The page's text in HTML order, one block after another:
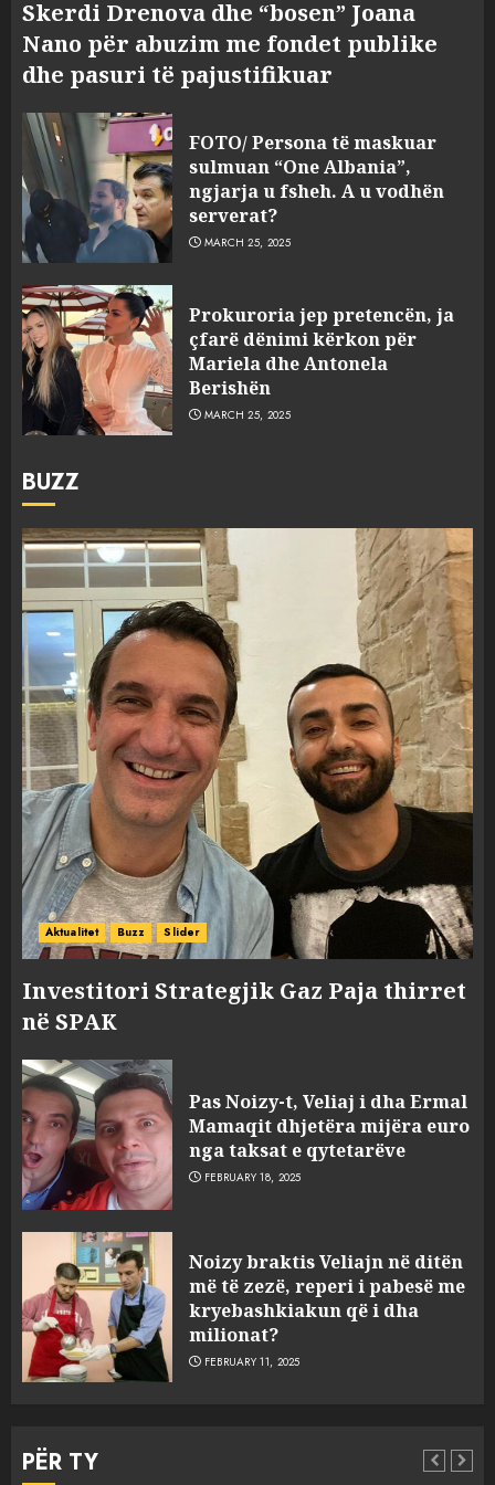
Skerdi Drenova dhe “bosen” Joana
Nano për abuzim me fondet publike
dhe pasuri të pajustifikuar
FOTO/ Persona të maskuar
sulmuan “One Albania”,
ngjarja u fsheh. A u vodhën
serverat?
MARCH 25, 2025
Prokuroria jep pretencën, ja
çfarë dënimi kërkon për
Mariela dhe Antonela
Berishën
MARCH 25, 2025
BUZZ
Aktualitet Buzz Slider
Investitori Strategjik Gaz Paja thirret
në SPAK
Pas Noizy-t, Veliaj i dha Ermal
Mamaqit dhjetëra mijëra euro
nga taksat e qytetarëve
FEBRUARY 18, 2025
Noizy braktis Veliajn në ditën
më të zezë, reperi i pabesë me
kryebashkiakun që i dha
milionat?
FEBRUARY 11, 2025
PËR TY
3
sulmuan “One Albania”,
ngjarja u fsheh. A u vodhën
serverat?
MARCH 25, 2025